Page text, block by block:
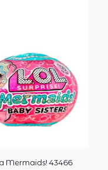
Mermaids! 43466